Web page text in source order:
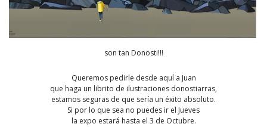
son tan Donosti!!!
Queremos pedirle desde aquí a Juan
que haga un librito de ilustraciones donostiarras,
estamos seguras de que sería un éxito absoluto.
Si por lo que sea no puedes ir el Jueves
la expo estará hasta el 3 de Octubre.